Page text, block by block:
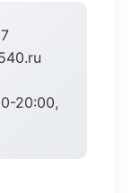
20:00,